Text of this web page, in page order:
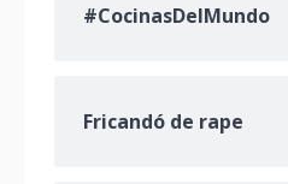
#CocinasDelMundo
Fricandó de rape